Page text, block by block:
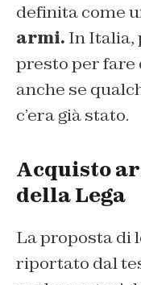
definita come
armi. In Italia,
presto per
anche se
c’era già stato.
Acquisto
della Lega
La proposta di
riportato dal